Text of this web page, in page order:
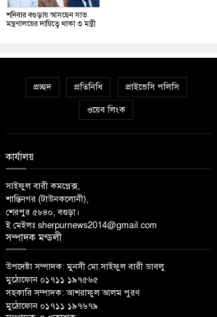
শনিবার বগুড়ায় আসছেন সাত
মন্ত্রণালয়ের দায়িত্বে থাকা ৩ মন্ত্রী
প্রচ্ছদ প্রতিনিধি প্রাইভেসি পলিসি
ওয়েব লিংক
কার্যালয়
সাইফুল বারী কমপ্লেক্স,
শান্তিনগর (টাউনকলোনী),
শেরপুর ৫৮৪০, বগুড়া।
ই মেইলঃ sherpurnews2014@gmail.com
সম্পাদক মন্ডলী
উপদেষ্টা সম্পাদক: মুনসী মো.সাইফুল বারী ডাবলু
মুঠোফোন ০১৭১১ ১৯৭৫৬৫
সহকারি সম্পাদক: আশরাফুল আলম পুরণ
মুঠোফোন ০১৭১১ ১৯৭৬৭৯